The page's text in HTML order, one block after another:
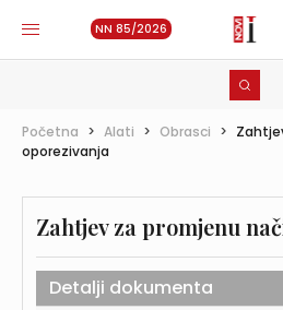
NN 85/2026
Početna > Alati > Obrasci >
oporezivanja
Zahtjev za promjenu
Detalji dokumenta